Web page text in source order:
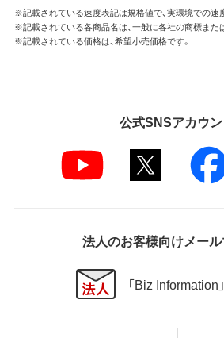
※記載されている速度表記は規格値で、実環境での速
※記載されている各商品名は、一般に各社の商標また
※記載されている価格は、希望小売価格です。
公式SNSアカウン
法人のお客様向けメー
「Biz Information